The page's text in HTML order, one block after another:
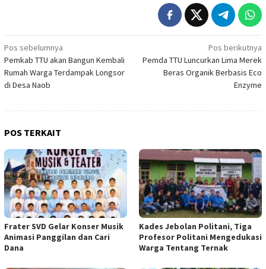
Navigasi
pos
Pos sebelumnya
Pemkab TTU akan Bangun Kembali
Rumah Warga Terdampak Longsor
di Desa Naob
Pos berikutnya
Pemda TTU Luncurkan Lima Merek
Beras Organik Berbasis Eco
Enzyme
POS TERKAIT
Frater SVD Gelar Konser Musik
Animasi Panggilan dan Cari
Dana
Kades Jebolan Politani, Tiga
Profesor Politani Mengedukasi
Warga Tentang Ternak